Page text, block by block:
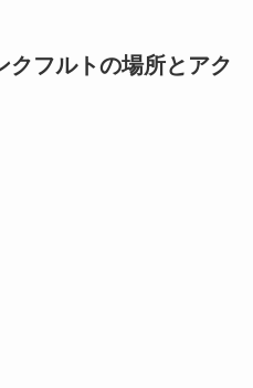
クフルトの場所とアク